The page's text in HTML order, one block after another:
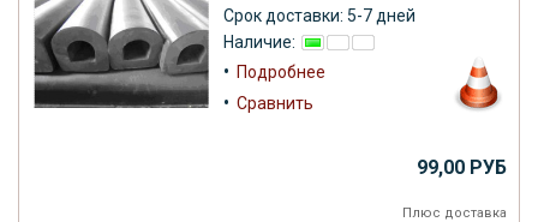
Срок доставки: 5-7 дней
Наличие:
• Подробнее
• Сравнить
99,00 РУБ
Плюс доставка